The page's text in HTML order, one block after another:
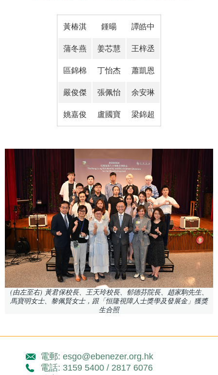
黃椿淇 鍾暘 譚皓中
蒲冬燕 姜芯慧 王梓丞
區錦棉 丁怡杰 蕭凱恩
嚴俊傑 張佩怡 余安琳
姚嘉俊 盧國寶 梁錦超
(由左至右) 黃君保校長、王天玲校長、郁德芬院長、趙家駒先生、
馬寶明女士、黎佩賢女士，跟「恒隆視障人士獎學及發展金」獲獎
生合照
電郵: esgo@ebenezer.org.hk
電話: 3159 5400 / 2817 6076